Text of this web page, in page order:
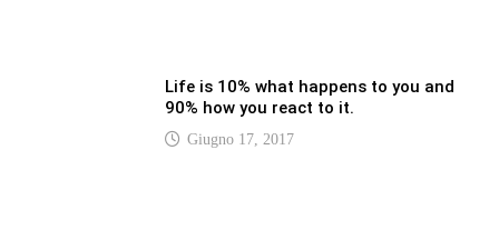
Life is 10% what happens to you and
90% how you react to it.
Giugno 17, 2017